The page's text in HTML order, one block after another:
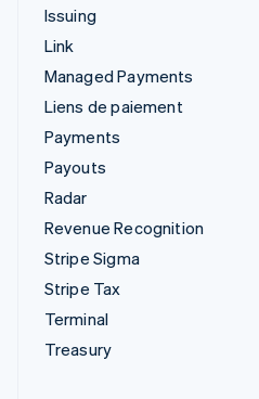
Issuing
Link
Managed Payments
Liens de paiement
Payments
Payouts
Radar
Revenue Recognition
Stripe Sigma
Stripe Tax
Terminal
Treasury